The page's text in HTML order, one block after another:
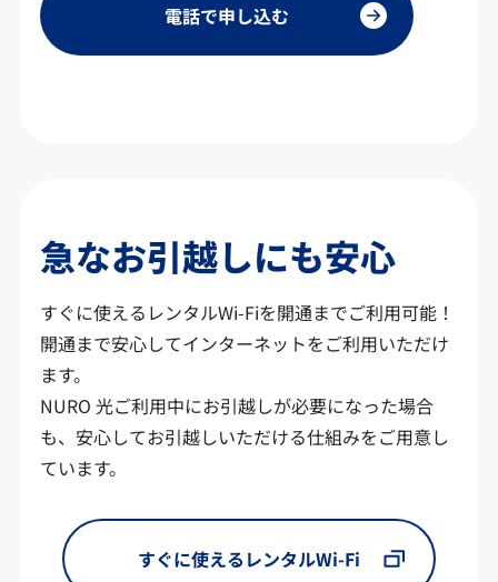
電話で申し込む
急なお引越しにも安心
すぐに使えるレンタルWi-Fiを開通までご利用可能！
開通まで安心してインターネットをご利用いただけ
ます。
NURO 光ご利用中にお引越しが必要になった場合
も、安心してお引越しいただける仕組みをご用意し
ています。
すぐに使えるレンタルWi-Fi